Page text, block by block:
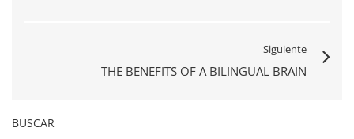
Siguiente
THE BENEFITS OF A BILINGUAL BRAIN
BUSCAR